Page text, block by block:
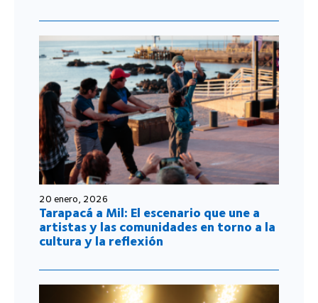
20 enero, 2026
Tarapacá a Mil: El escenario que une a
artistas y las comunidades en torno a la
cultura y la reflexión